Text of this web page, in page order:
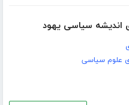
اندیشه سیاسی یهود
علوم سیاسی